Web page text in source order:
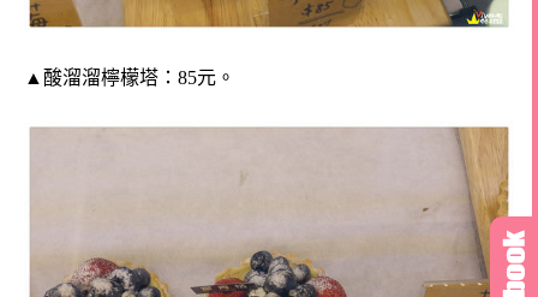
▲酸溜溜檸檬塔：85元。